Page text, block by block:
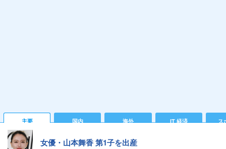
主要 国内 海外 IT 経済 ス
女優・山本舞香 第1子を出産